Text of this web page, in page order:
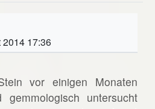
17:36
vor einigen Monaten
gemmologisch untersucht